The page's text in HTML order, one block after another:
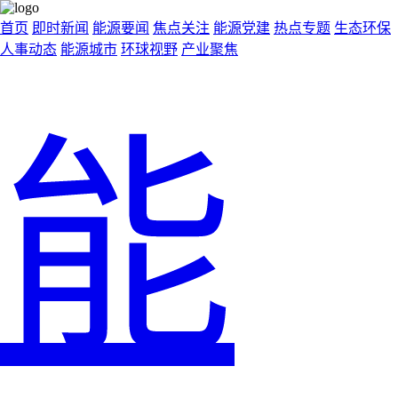
首页 即时新闻 能源要闻 焦点关注 能源党建 热点专题 生态环保
人事动态 能源城市 环球视野 产业聚焦
能